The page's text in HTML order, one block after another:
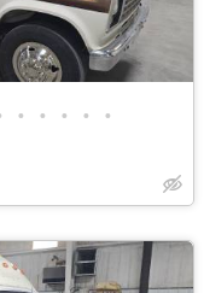
• • • • •